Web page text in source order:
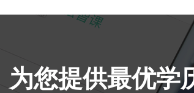
为您提供最优学